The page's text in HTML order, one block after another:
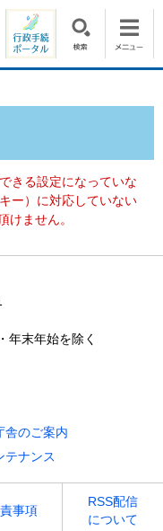
きる設定になっていな
ー）に対応していない
けません。
年末年始を除く
舎のご案内
テナンス
事項
RSS配信
について